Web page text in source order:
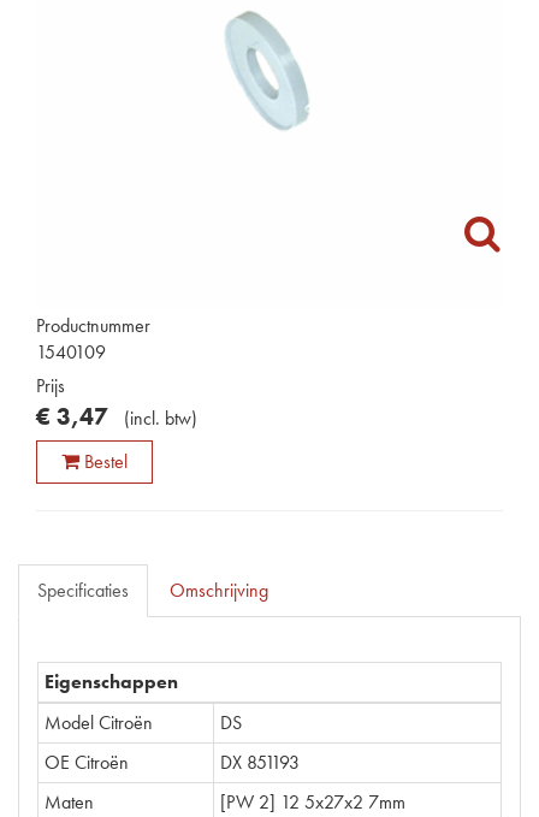
Productnummer
1540109
Prijs
€ 3,47 (incl. btw)
Bestel
Specificaties Omschrijving
Eigenschappen
Model Citroën
DS
OE Citroën
DX 851193
Maten
[PW 2] 12 5x27x2 7mm